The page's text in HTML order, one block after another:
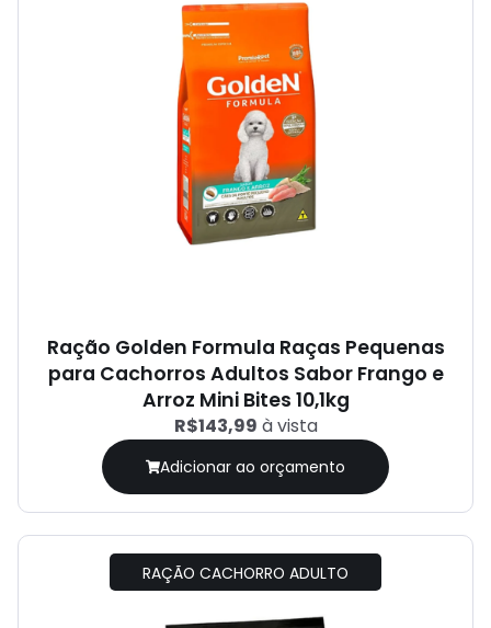
Ração Golden Formula Raças Pequenas
para Cachorros Adultos Sabor Frango e
Arroz Mini Bites 10,1kg
R$143,99 à vista
Adicionar ao orçamento
RAÇÃO CACHORRO ADULTO